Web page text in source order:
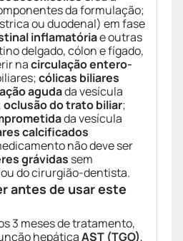
da formulação;
ou duodenal) em fase
inflamatóriae outras
delgado, cólon e fígado,
nacirculação entero-
cólicas biliares
agudada vesícula
oclusão do trato biliar;
da vesícula
calcificados
não deve ser
grávidas sem
do cirurgião-dentista.
antes de usar este
3 meses de tratamento,
hepáticaAST (TGO),